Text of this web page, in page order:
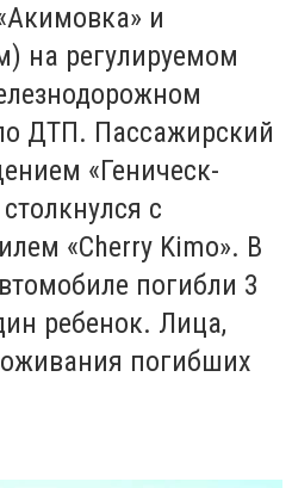
и
на регулируемом
ДТП. Пассажирский
«Геническ-
с
«Cherry Kimo». В
погибли 3
ребенок. Лица,
погибших